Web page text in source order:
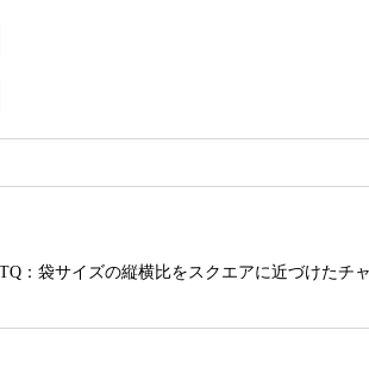
：袋サイズの縦横比をスクエアに近づけたチ